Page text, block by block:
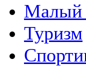
Малый
Туризм